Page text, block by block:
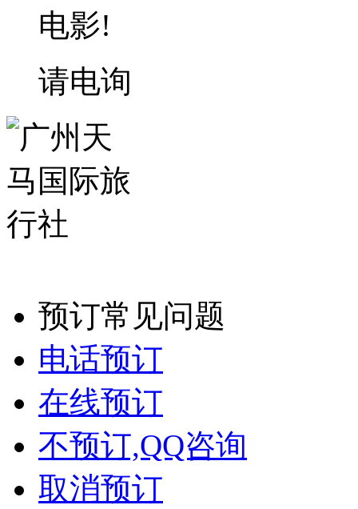
电影!
请电询
预订常见问题
电话预订
在线预订
不预订,QQ咨询
取消预订